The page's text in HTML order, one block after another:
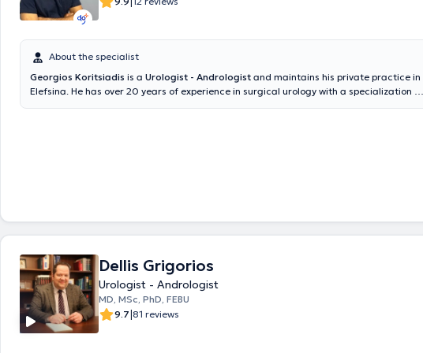
About the specialist
Georgios Koritsiadis is a Urologist - Andrologist and maintains his private practice in
Elefsina. He has over 20 years of experience in surgical urology with a specialization in
Dellis Grigorios
Urologist - Andrologist
MD, MSc, PhD, FEBU
9.7|81 reviews